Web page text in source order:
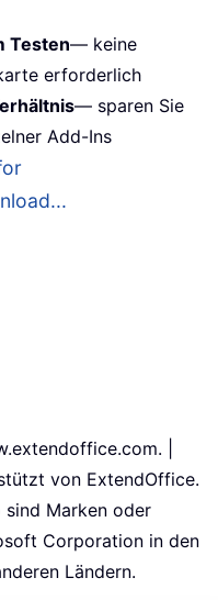
Testen— keine
erforderlich
— sparen Sie
Add-Ins
|
von ExtendOffice.
Marken oder
Corporation in den
Ländern.